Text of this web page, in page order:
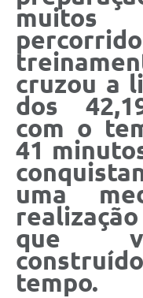
muitos
cruzou a
dos
com o
41
uma
que
tempo.